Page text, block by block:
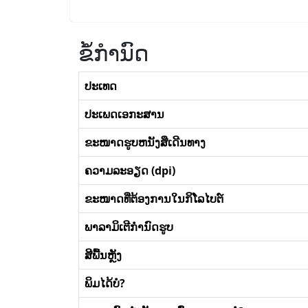
ຂໍ້ກໍານົດ
ປະເທດ
ປະເພດເອກະສານ
ຂະໜາດຮູບຫນັງສືເດີນທາງ
ຄວາມລະອຽດ (dpi)
ຂະໜາດທີ່ຕ້ອງການໃນກິໂລໄບຕ໌
ພາລາມິເຕີກໍານົດຮູບ
ສີພື້ນຫຼັງ
ພິມໄດ້ບໍ?